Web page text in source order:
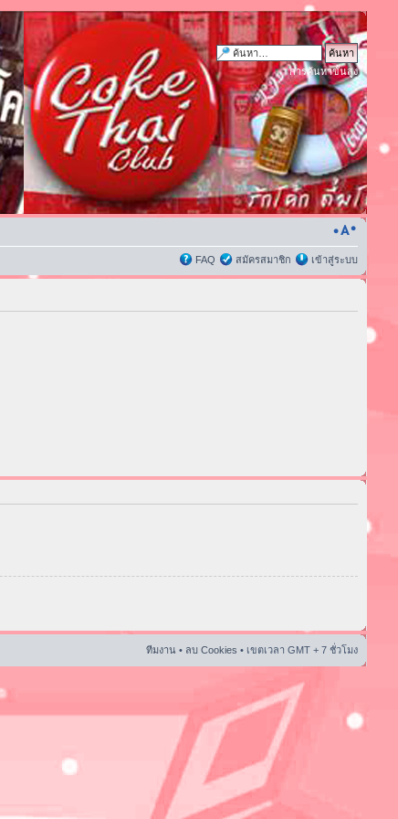
การค้นหาขั้นสูง
FAQ สมัครสมาชิก เข้าสู่ระบบ
ทีมงาน • ลบ Cookies • เขตเวลา GMT + 7 ชั่วโมง